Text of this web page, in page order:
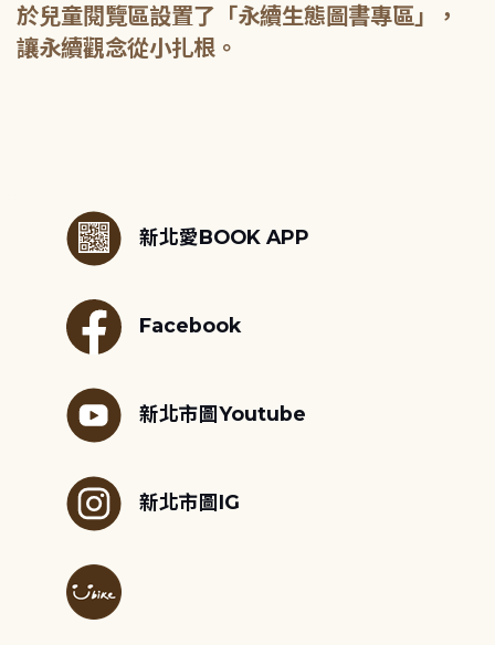
於兒童閱覽區設置了「永續生態圖書專區」，
新北愛BOOK APP
Facebook
新北市圖Youtube
新北市圖IG